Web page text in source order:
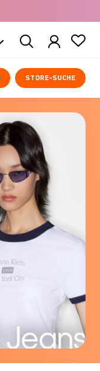
Search
Products
STORE-SUCHE